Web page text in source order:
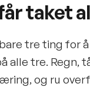
taket
tre ting for
alle tre.
og ru